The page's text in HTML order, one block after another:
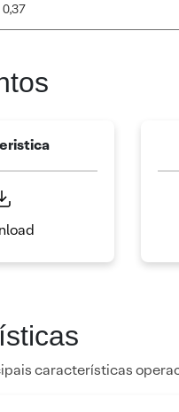
0,37
características